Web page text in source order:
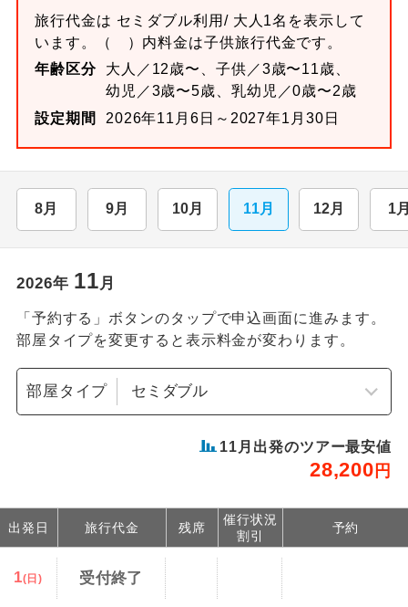
旅行代金は セミダブル利用/ 大人1名を表示して
います。
（ ）内料金は子供旅行代金です。
年齢区分
大人／12歳〜、子供／3歳〜11歳、
幼児／3歳〜5歳、乳幼児／0歳〜2歳
設定期間
2026年11月6日～2027年1月30日
8月 9月 10月 11月 12月 1
2026年 11月
「予約する」ボタンのタップで申込画面に進みます。
部屋タイプを変更すると表示料金が変わります。
部屋タイプ
11 月出発のツアー最安値
28,200 円
出発日 旅行代金 残席
催行状況
割引
予約
1(日) 受付終了